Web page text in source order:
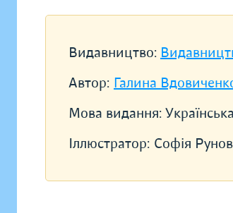
Видавництво:
Автор: Галина
Мова видання:
Іллюстратор: Софія